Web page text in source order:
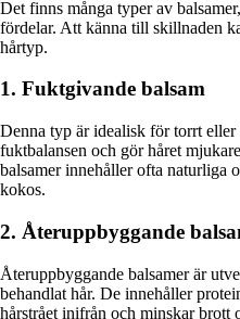
Det finns många typer av
fördelar. Att känna till skillnaden
hårtyp.
1. Fuktgivande balsam
Denna typ är idealisk för torrt eller
fuktbalansen och gör håret
balsamer innehåller ofta naturliga
kokos.
2. Återuppbyggande
Återuppbyggande balsamer är
behandlat hår. De innehåller
hårstrået inifrån och minskar brott